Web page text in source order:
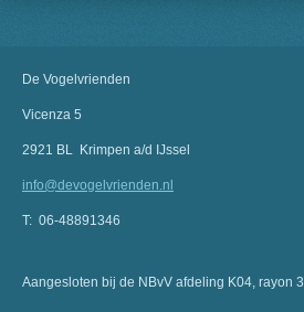
De Vogelvrienden
Vicenza 5
2921 BL Krimpen a/d IJssel
info@devogelvrienden.nl
T: 06-48891346
Aangesloten bij de NBvV afdeling K04, rayon 3